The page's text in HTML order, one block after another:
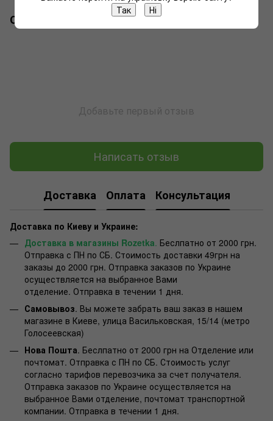
Отзывы
Добавьте первый отзыв
Написать отзыв
Доставка Оплата Консультация
Доставка по Киеву и Украине:
Доставка в магазины Rozetka. Беслпатно от 2000 грн.
Отправка с ПН по СБ. Стоимость доставки 49грн на
заказы до 2000 грн. Отправка заказов по Украине
осуществляется на выбранное Вами
отделение. Отправка в течении 1 дня.
Самовывоз. Вы можете забрать ваш заказ в нашем
магазине в Киеве, улица Васильковская, 15/14 (метро
Голосеевская)
Нова Пошта. Беслпатно от 2000 грн на Отделение или
почтомат. Отправка с ПН по СБ. Стоимость услуг
согласно тарифов перевозчика за счет получателя.
Отправка заказов по Украине осуществляется на
выбранное Вами отделение, почтомат транспортной
компании. Отправка в течении 1 дня.
Так
Ні